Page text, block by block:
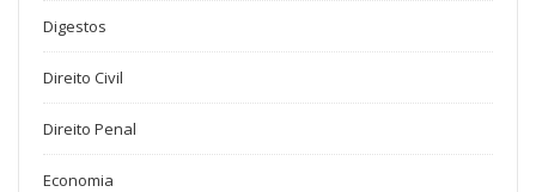
Digestos
Direito Civil
Direito Penal
Economia